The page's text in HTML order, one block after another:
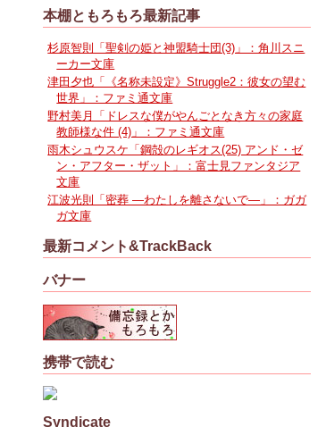
本棚ともろもろ最新記事
杉原智則「聖剣の姫と神盟騎士団(3)」：角川スニ
ーカー文庫
津田夕也「《名称未設定》Struggle2：彼女の望む
世界」：ファミ通文庫
野村美月「ドレスな僕がやんごとなき方々の家庭
教師様な件 (4)」：ファミ通文庫
雨木シュウスケ「鋼殻のレギオス(25) アンド・ゼ
ン・アフター・ザット」：富士見ファンタジア
文庫
江波光則「密葬 ―わたしを離さないで―」：ガガ
ガ文庫
最新コメント&TrackBack
バナー
携帯で読む
Syndicate